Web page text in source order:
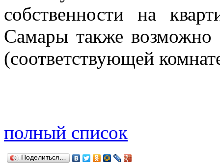
собственности на
Самары также возможно
(соответствующей
полный список
Поделиться…